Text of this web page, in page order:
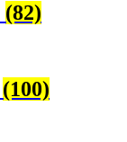
(82)
(100)